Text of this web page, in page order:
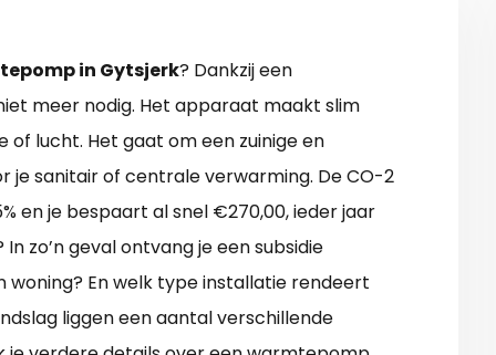
in Gytsjerk? Dankzij een
meer nodig. Het apparaat maakt slim
lucht. Het gaat om een zuinige en
sanitair of centrale verwarming. De CO-2
en je bespaart al snel €270,00, ieder jaar
zo’n geval ontvang je een subsidie
En welk type installatie rendeert
liggen een aantal verschillende